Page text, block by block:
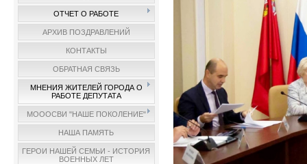
ОТЧЕТ О РАБОТЕ
АРХИВ ПОЗДРАВЛЕНИЙ
КОНТАКТЫ
ОБРАТНАЯ СВЯЗЬ
МНЕНИЯ ЖИТЕЛЕЙ ГОРОДА О
РАБОТЕ ДЕПУТАТА
МОООСВИ "НАШЕ ПОКОЛЕНИЕ"
НАША ПАМЯТЬ
ГЕРОИ НАШЕЙ СЕМЬИ - ИСТОРИЯ
ВОЕННЫХ ЛЕТ